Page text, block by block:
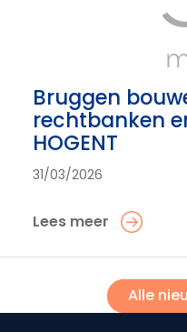
Bruggen
rechtbanken
HOGENT
31/03/2026
Lees meer
Alle